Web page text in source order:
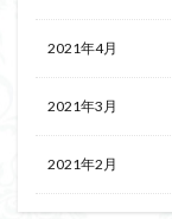
2021年4月
2021年3月
2021年2月